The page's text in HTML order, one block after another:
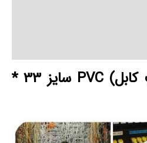
لیبل کابل (برچسب کابل) PVC سایز 33 *